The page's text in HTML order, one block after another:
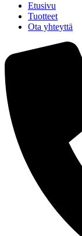
Etusivu
Tuotteet
Ota yhteyttä